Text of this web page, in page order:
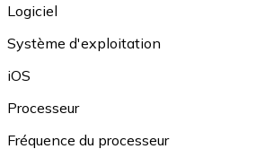
Logiciel
Système d'exploitation
iOS
Processeur
Fréquence du processeur